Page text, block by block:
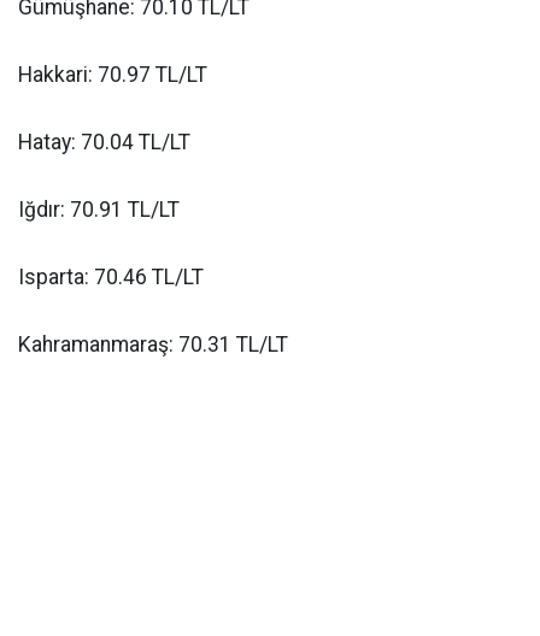
Gümüşhane: 70.10 TL/LT
Hakkari: 70.97 TL/LT
Hatay: 70.04 TL/LT
Iğdır: 70.91 TL/LT
Isparta: 70.46 TL/LT
Kahramanmaraş: 70.31 TL/LT